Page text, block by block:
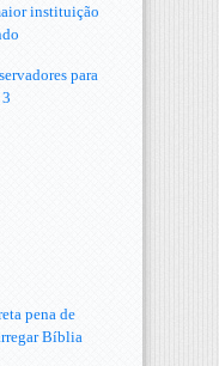
instituição
para
pena de
Bíblia